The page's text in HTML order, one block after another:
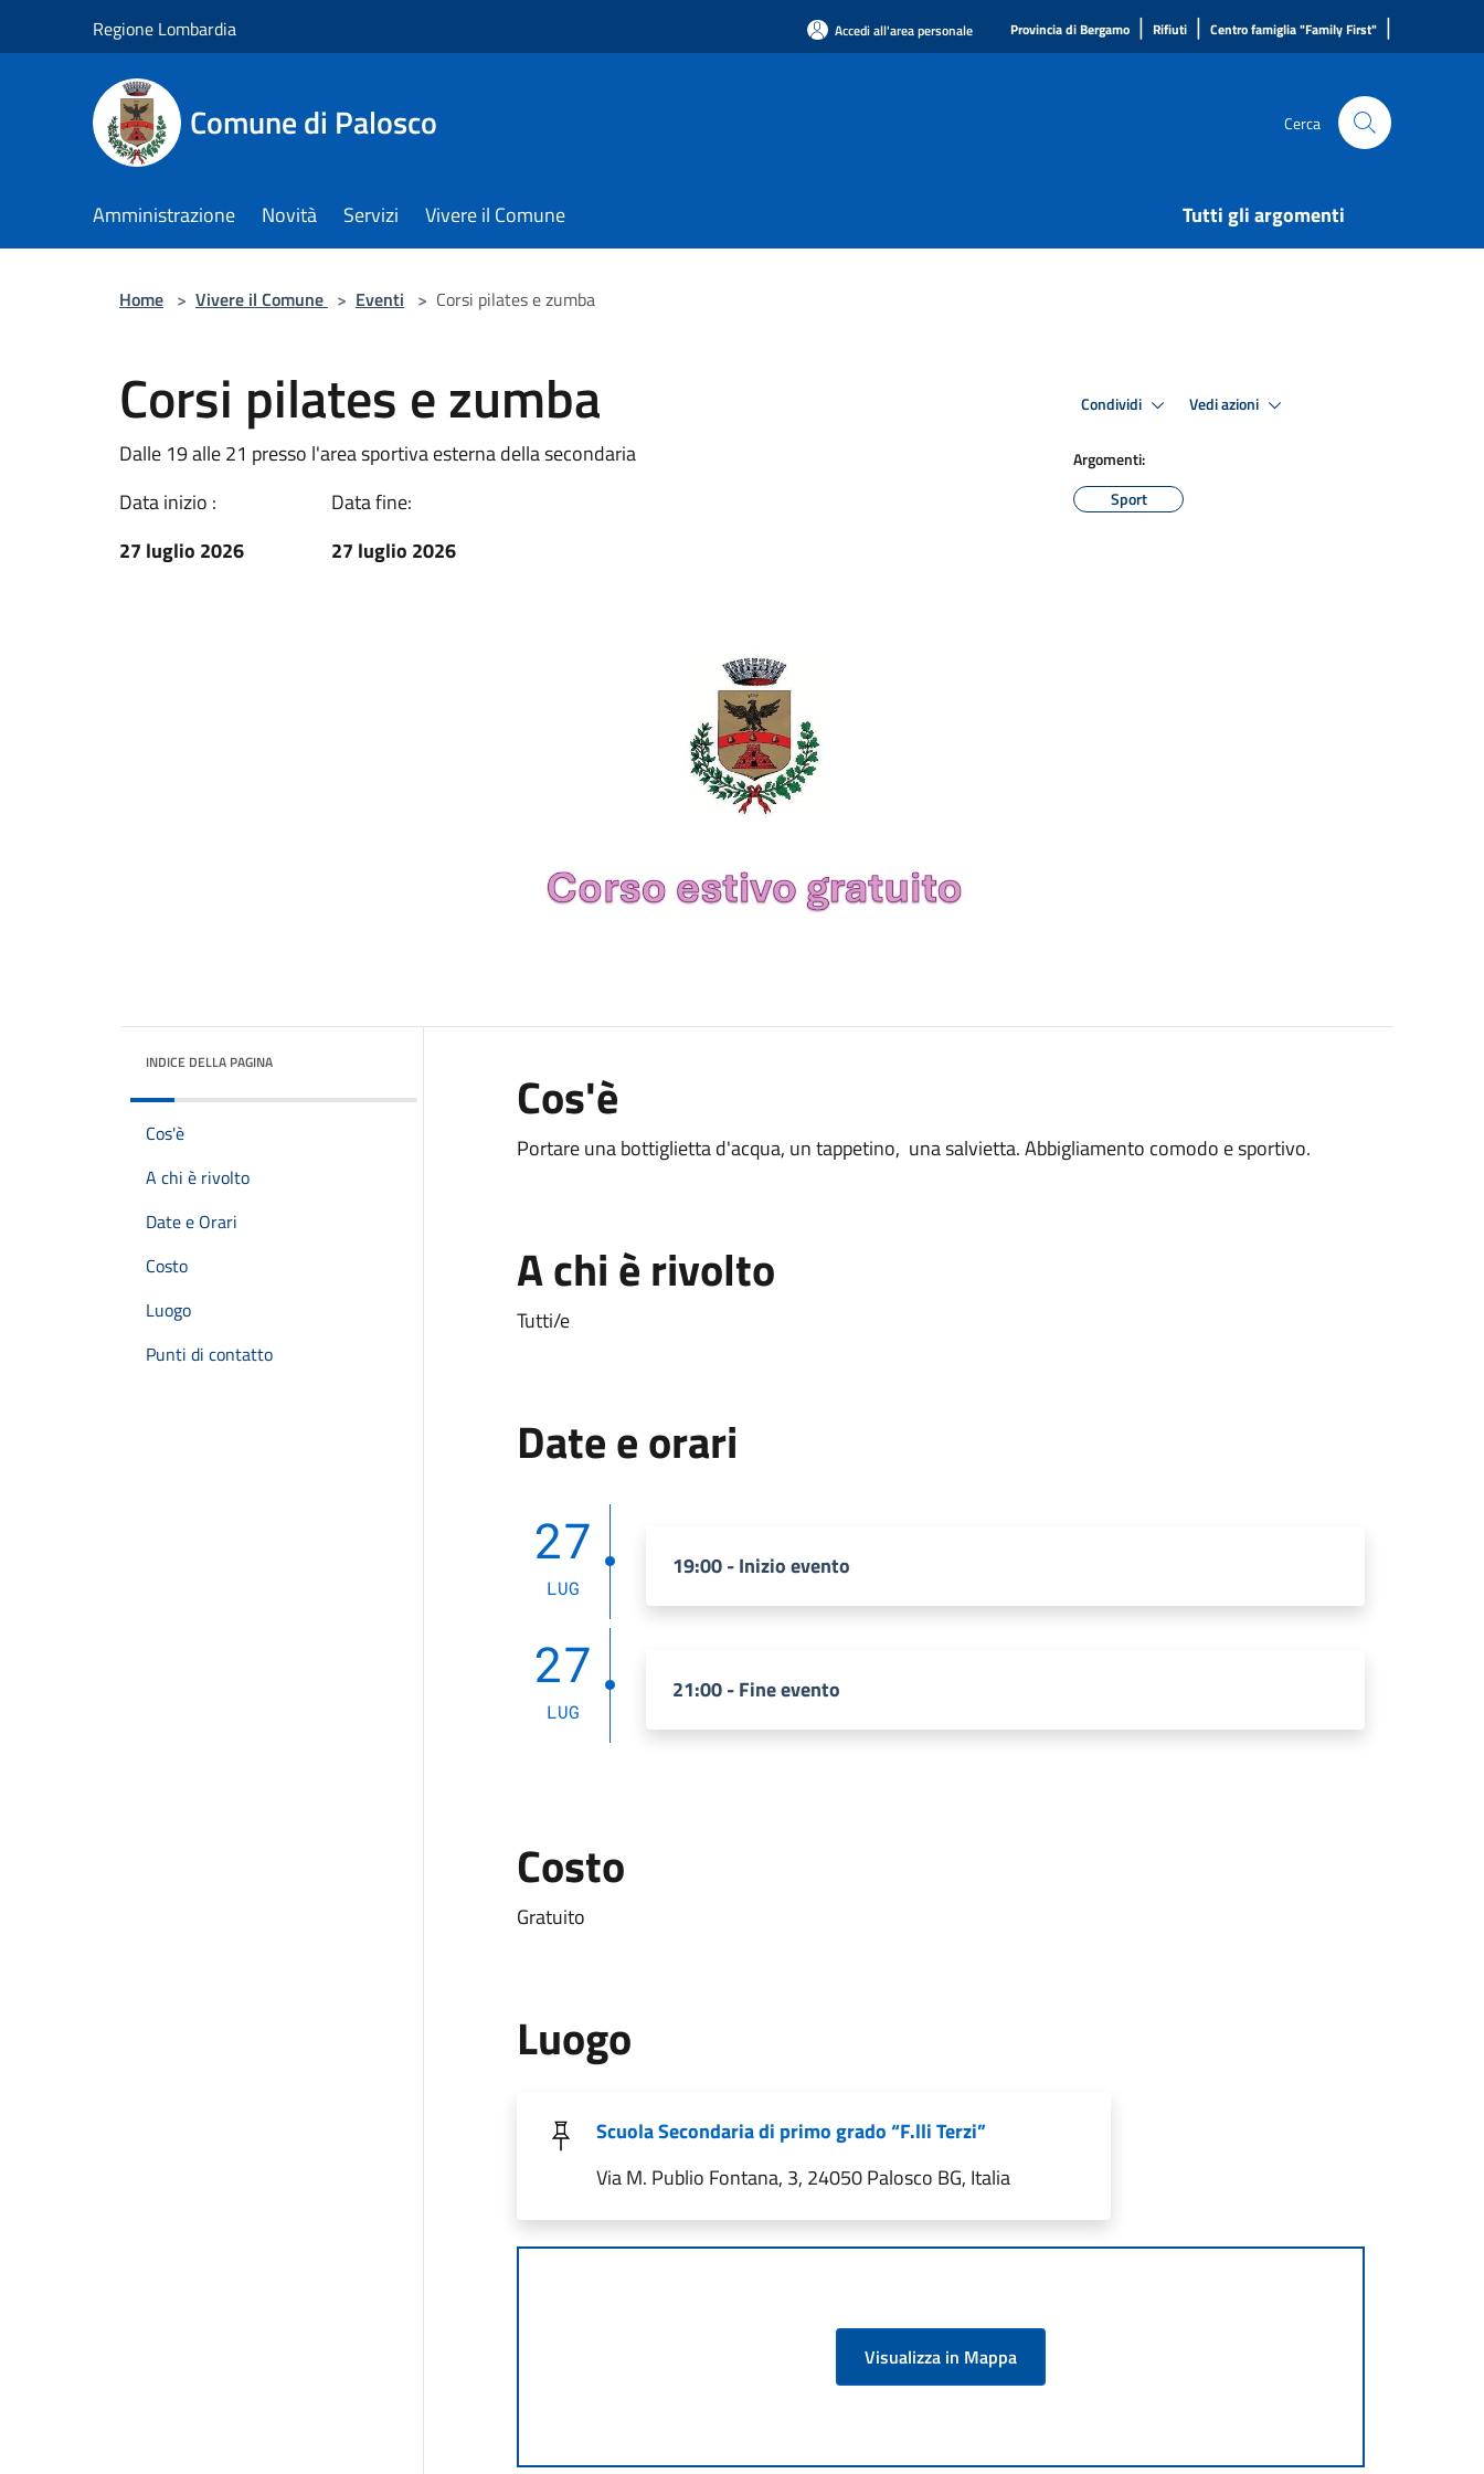
Regione Lombardia Accedi all'area personale Provincia di Bergamo | Rifiuti | Centro famiglia "Family First" |
Comune di Palosco Cerca
Amministrazione Novità Servizi Vivere il Comune Tutti gli argomenti
Home > Vivere il Comune > Eventi > Corsi pilates e zumba
Corsi pilates e zumba
Dalle 19 alle 21 presso l'area sportiva esterna della secondaria
Data inizio :
27 luglio 2026
Data fine:
27 luglio 2026
Condividi Vedi azioni
Argomenti:
Sport
INDICE DELLA PAGINA
Cos'è
A chi è rivolto
Date e Orari
Costo
Luogo
Punti di contatto
Cos'è
Portare una bottiglietta d'acqua, un tappetino, una salvietta. Abbigliamento comodo e sportivo.
A chi è rivolto
Tutti/e
Date e orari
27
LUG
19:00 - Inizio evento
27
LUG
21:00 - Fine evento
Costo
Gratuito
Luogo
Scuola Secondaria di primo grado “F.lli Terzi”
Via M. Publio Fontana, 3, 24050 Palosco BG, Italia
Visualizza in Mappa